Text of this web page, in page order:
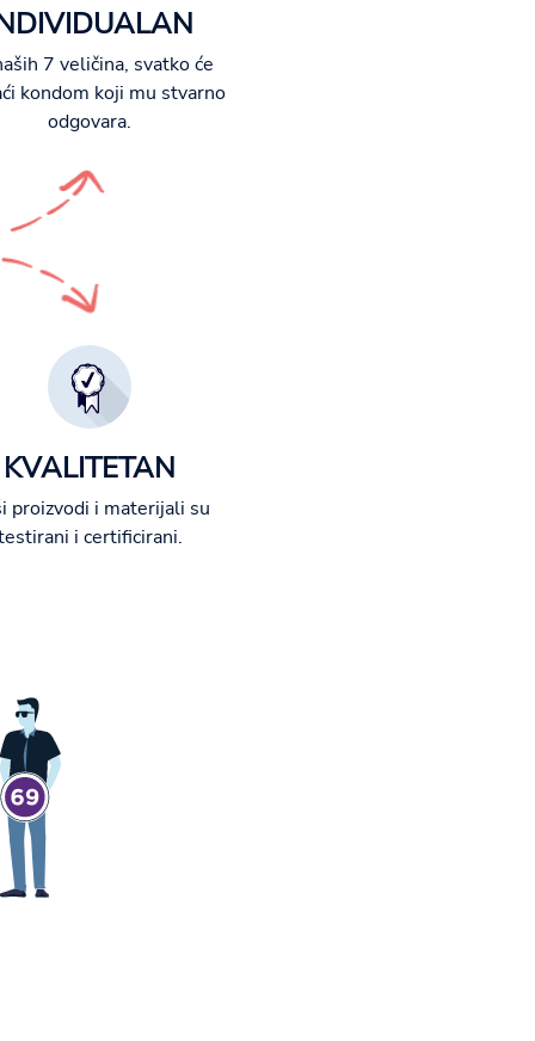
7 veličina, svatko će
kondom koji mu stvarno
odgovara.
KVALITETAN
proizvodi i materijali su
i certificirani.